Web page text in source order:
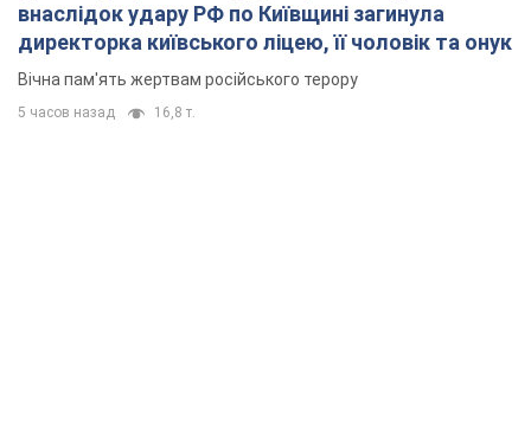
внаслідок удару РФ по Київщині загинула
директорка київського ліцею, її чоловік та онук
Вічна пам'ять жертвам російського терору
5 часов назад 16,8 т.